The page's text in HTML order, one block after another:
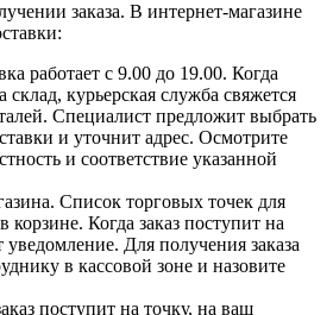
заказа. В интернет-магазине
работает с 9.00 до 19.00. Когда
склад, курьерская служба свяжется
Специалист предложит выбрать
и уточнит адрес. Осмотрите
и соответствие указанной
Список торговых точек для
корзине. Когда заказ поступит на
уведомление. Для получения заказа
в кассовой зоне и назовите
поступит на точку, на ваш